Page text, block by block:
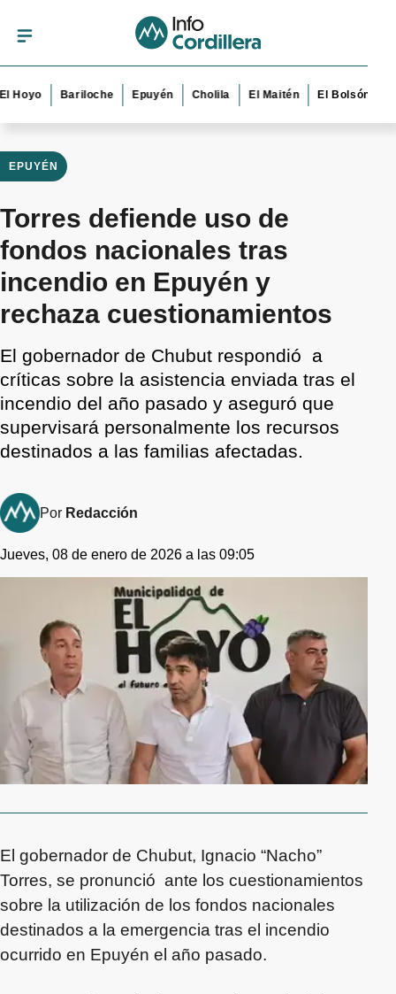
Bariloche Epuyén Cholila El Maitén El Bolsón Esquel
EPUYÉN
Torres defiende uso de
fondos nacionales tras
incendio en Epuyén y
rechaza cuestionamientos
El gobernador de Chubut respondió a
críticas sobre la asistencia enviada tras el
incendio del año pasado y aseguró que
supervisará personalmente los recursos
destinados a las familias afectadas.
Por Redacción
Jueves, 08 de enero de 2026 a las 09:05
El gobernador de Chubut, Ignacio “Nacho”
Torres, se pronunció ante los cuestionamientos
sobre la utilización de los fondos nacionales
destinados a la emergencia tras el incendio
ocurrido en Epuyén el año pasado.